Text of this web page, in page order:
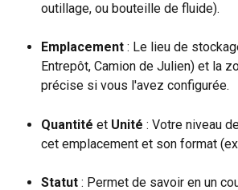
outillage, ou bouteille de fluide).
Emplacement : Le lieu de
Entrepôt, Camion de Julien) et la
précise si vous l'avez configurée.
Quantité et Unité : Votre niveau
cet emplacement et son format
Statut : Permet de savoir en un